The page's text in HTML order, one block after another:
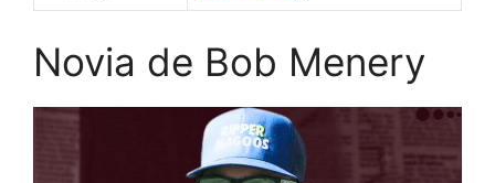
Novia de Bob Menery